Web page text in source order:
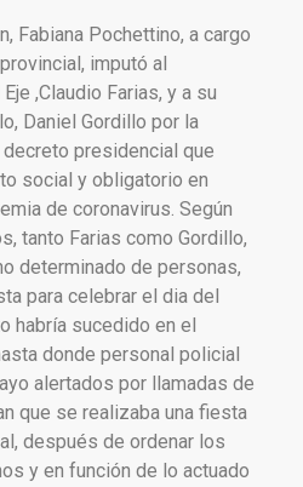
Fabiana Pochettino, a cargo
imputó al
,Claudio Farias, y a su
Daniel Gordillo por la
presidencial que
social y obligatorio en
de coronavirus. Según
tanto Farias como Gordillo,
determinado de personas,
para celebrar el dia del
habría sucedido en el
donde personal policial
alertados por llamadas de
que se realizaba una fiesta
después de ordenar los
y en función de lo actuado